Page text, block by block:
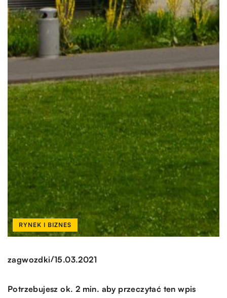
RYNEK I BIZNES
zagwozdki/15.03.2021
Potrzebujesz ok. 2 min. aby przeczytać ten wpis